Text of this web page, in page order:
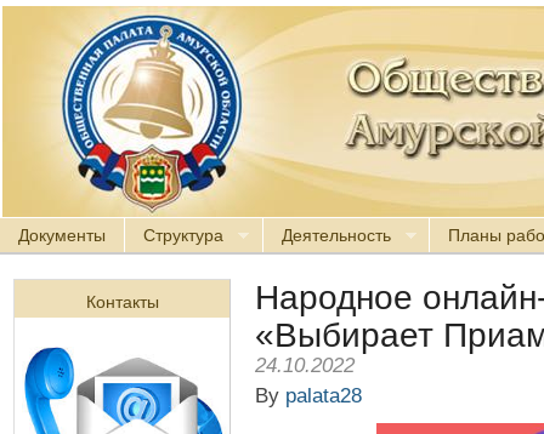
Документы Структура Деятельность Планы
Контакты
Народное
«Выбирает
24.10.2022
By palata28